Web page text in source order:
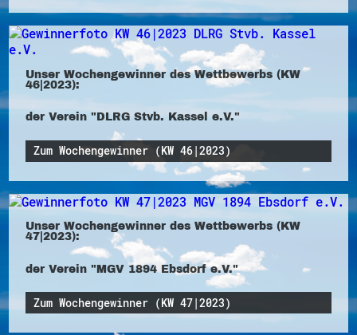
Unser Wochengewinner des Wettbewerbs (KW
46|2023):
der Verein "DLRG Stvb. Kassel e.V."
Zum Wochengewinner (KW 46|2023)
Unser Wochengewinner des Wettbewerbs (KW
47|2023):
der Verein "MGV 1894 Ebsdorf e.V."
Zum Wochengewinner (KW 47|2023)